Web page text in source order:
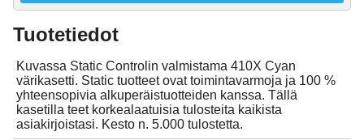
Tuotetiedot
Kuvassa Static Controlin valmistama 410X Cyan
värikasetti. Static tuotteet ovat toimintavarmoja ja 100 %
yhteensopivia alkuperäistuotteiden kanssa. Tällä
kasetilla teet korkealaatuisia tulosteita kaikista
asiakirjoistasi. Kesto n. 5.000 tulostetta.